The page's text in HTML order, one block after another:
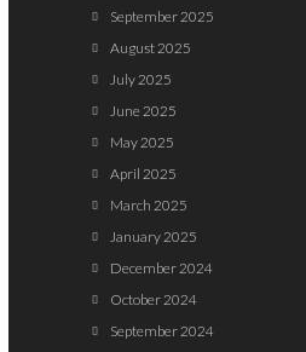
September 2025
August 2025
July 2025
June 2025
May 2025
April 2025
March 2025
January 2025
December 2024
October 2024
September 2024